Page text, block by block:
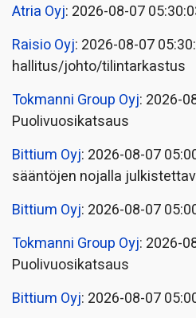
Atria Oyj: 2026-08-07
Raisio Oyj: 2026-08-07
hallitus/johto/tilintarkastus
Tokmanni Group Oyj: 2026-
Puolivuosikatsaus
Bittium Oyj: 2026-08-07
sääntöjen nojalla
Bittium Oyj: 2026-08-07
Tokmanni Group Oyj: 2026-
Puolivuosikatsaus
Bittium Oyj: 2026-08-07